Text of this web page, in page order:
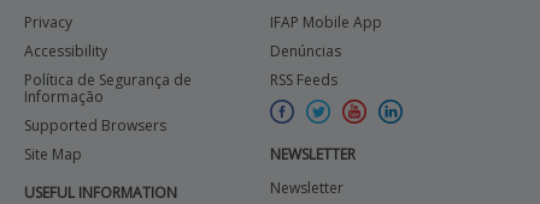
Privacy
Accessibility
Política de Segurança de
Informação
Supported Browsers
Site Map
USEFUL INFORMATION
IFAP Mobile App
Denúncias
RSS Feeds
NEWSLETTER
Newsletter